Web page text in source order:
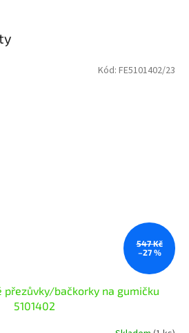
547 Kč
–27 %
přezůvky/bačkorky na gumičku
5101402
Kód: FE5101402/23